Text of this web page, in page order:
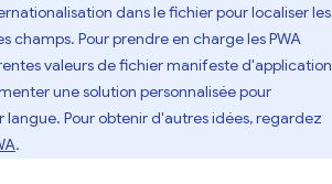
dans le fichier pour localiser les
champs. Pour prendre en charge les PWA
valeurs de fichier manifeste d'application
une solution personnalisée pour
langue. Pour obtenir d'autres idées, regardez
.